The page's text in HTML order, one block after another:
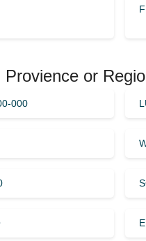
or
000